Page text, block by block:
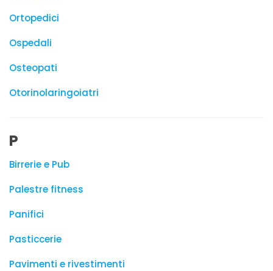
Ortopedici
Ospedali
Osteopati
Otorinolaringoiatri
P
Birrerie e Pub
Palestre fitness
Panifici
Pasticcerie
Pavimenti e rivestimenti